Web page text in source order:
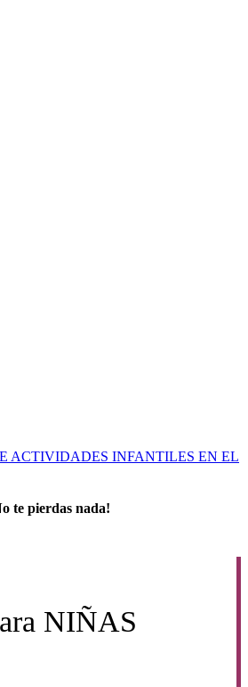
ACTIVIDADES INFANTILES EN EL
te pierdas nada!
NIÑAS